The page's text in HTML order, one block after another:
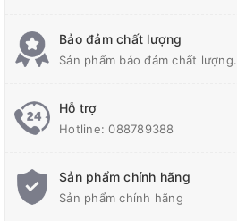
Bảo đảm chất lượng
Sản phẩm bảo đảm chất lượng.
Hỗ trợ
Hotline:088789388
Sản phẩm chính hãng
Sản phẩm chính hãng